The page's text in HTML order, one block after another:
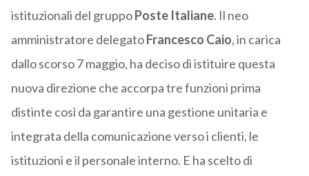
istituzionali del gruppoPoste Italiane. Il neo
amministratore delegatoFrancesco Caio, in carica
dallo scorso 7 maggio, ha deciso di istituire questa
nuova direzione che accorpa tre funzioni prima
distinte così da garantire una gestione unitaria e
integrata della comunicazione verso i clienti, le
istituzioni e il personale interno. E ha scelto di